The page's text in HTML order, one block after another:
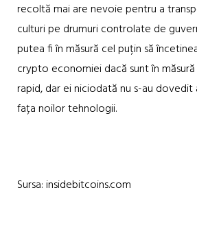
recoltă mai are nevoie pentru a
culturi pe drumuri controlate de
putea fi în măsură cel puțin să
crypto economiei dacă sunt în
rapid, dar ei niciodată nu s-au dovedit
fața noilor tehnologii.
Sursa: insidebitcoins.com